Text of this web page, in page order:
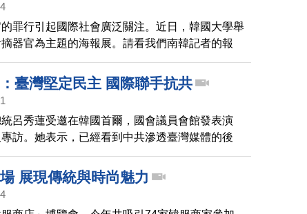
罪行引起國際社會廣泛關注。近日，韓國大學舉
器官為主題的海報展。請看我們南韓記者的報
臺灣堅定民主 國際聯手抗共
呂秀蓮受邀在韓國首爾，國會議員會館發表演
訪。她表示，已經看到中共滲透臺灣媒體的後
交，理想思考和對待臺灣。
展現傳統與時尚魅力